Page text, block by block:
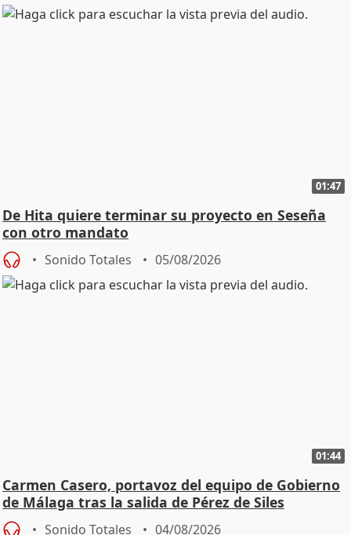
01:47
De Hita quiere terminar su proyecto en Seseña
con otro mandato
Sonido Totales 05/08/2026
01:44
Carmen Casero, portavoz del equipo de Gobierno
de Málaga tras la salida de Pérez de Siles
Sonido Totales 04/08/2026